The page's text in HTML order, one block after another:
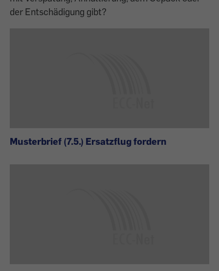
der Entschädigung gibt?
Musterbrief (7.5.) Ersatzflug fordern